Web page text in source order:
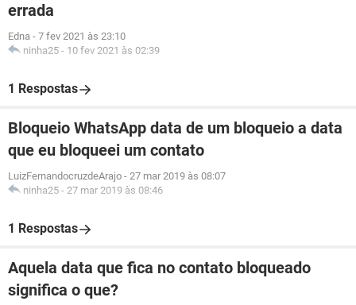
errada
Edna - 7 fev 2021 às 23:10
ninha25 - 10 fev 2021 às 02:39
1 Respostas
Bloqueio WhatsApp data de um bloqueio a data
que eu bloqueei um contato
LuizFernandocruzdeArajo - 27 mar 2019 às 08:07
ninha25 - 27 mar 2019 às 08:46
1 Respostas
Aquela data que fica no contato bloqueado
significa o que?